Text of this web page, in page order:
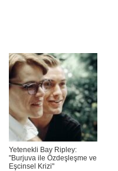
Yetenekli Bay Ripley:
"Burjuva ile Özdeşleşme ve
Eşcinsel Krizi"